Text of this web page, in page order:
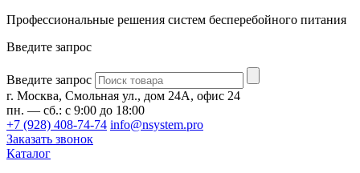
Профессиональные решения систем бесперебойного питания
Введите запрос
Введите запрос
г. Москва, Смольная ул., дом 24А, офис 24
пн. — сб.: с 9:00 до 18:00
+7 (928) 408-74-74 info@nsystem.pro
Заказать звонок
Каталог